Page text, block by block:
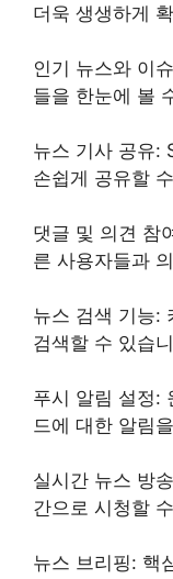
더욱 생생하게
인기 뉴스와 이
들을 한눈에 볼
뉴스 기사 공유:
손쉽게 공유할
댓글 및 의견 참
른 사용자들과
뉴스 검색 기능:
검색할 수 있습
푸시 알림 설정:
드에 대한 알림
실시간 뉴스 방
간으로 시청할
뉴스 브리핑: 핵